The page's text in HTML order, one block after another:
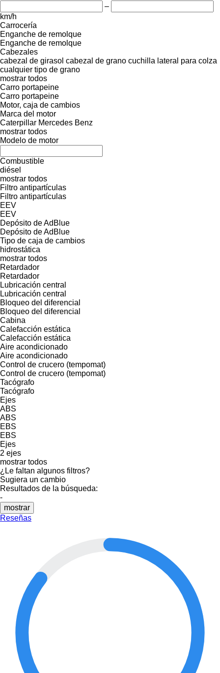
–
km/h
Carrocería
Enganche de remolque
Enganche de remolque
Cabezales
cabezal de girasol cabezal de grano cuchilla lateral para colza
cualquier tipo de grano
mostrar todos
Carro portapeine
Carro portapeine
Motor, caja de cambios
Marca del motor
Caterpillar Mercedes Benz
mostrar todos
Modelo de motor
Combustible
diésel
mostrar todos
Filtro antipartículas
Filtro antipartículas
EEV
EEV
Depósito de AdBlue
Depósito de AdBlue
Tipo de caja de cambios
hidrostática
mostrar todos
Retardador
Retardador
Lubricación central
Lubricación central
Bloqueo del diferencial
Bloqueo del diferencial
Cabina
Calefacción estática
Calefacción estática
Aire acondicionado
Aire acondicionado
Control de crucero (tempomat)
Control de crucero (tempomat)
Tacógrafo
Tacógrafo
Ejes
ABS
ABS
EBS
EBS
Ejes
2 ejes
mostrar todos
¿Le faltan algunos filtros?
Sugiera un cambio
Resultados de la búsqueda:
-
mostrar
Reseñas